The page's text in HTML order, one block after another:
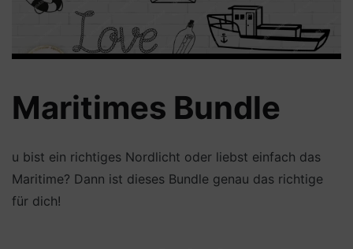
Maritimes Bundle
u bist ein richtiges Nordlicht oder liebst einfach das
Maritime? Dann ist dieses Bundle genau das richtige
für dich!